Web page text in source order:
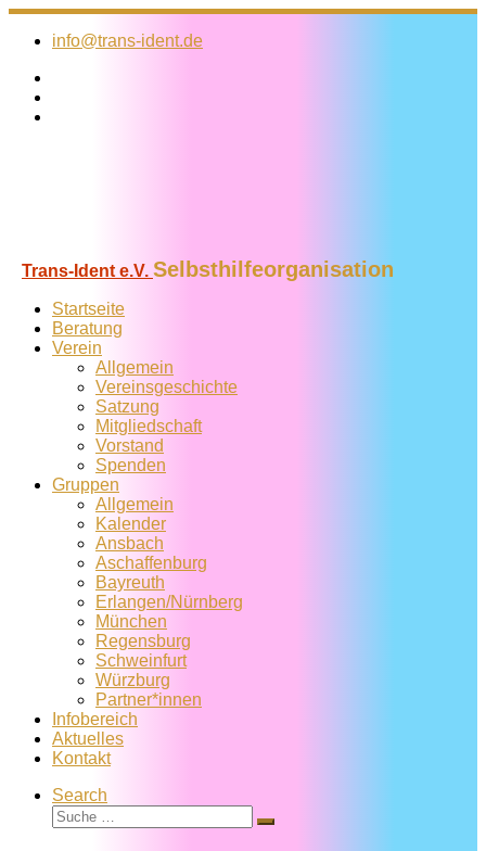
Zum
Inhalt
info@trans-ident.de
Trans-Ident e.V. Selbsthilfeorganisation
Startseite
Beratung
Verein
Allgemein
Vereins­geschichte
Satzung
Mitglied­schaft
Vorstand
Spenden
Gruppen
Allgemein
Kalender
Ansbach
Aschaffenburg
Bayreuth
Erlangen/Nürnberg
München
Regensburg
Schweinfurt
Würzburg
Partner*innen
Infobereich
Aktuelles
Kontakt
Search
Suche
Suche